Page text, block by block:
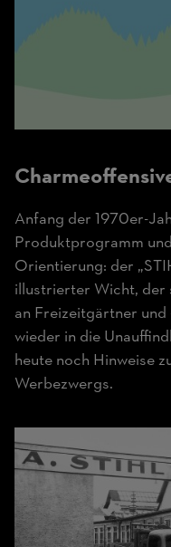
Anfang der 1970er-
Produktprogramm
Orientierung: der
illustrierter Wicht, der
an Freizeitgärtner
wieder in die
heute noch Hinweise
Werbezwergs.